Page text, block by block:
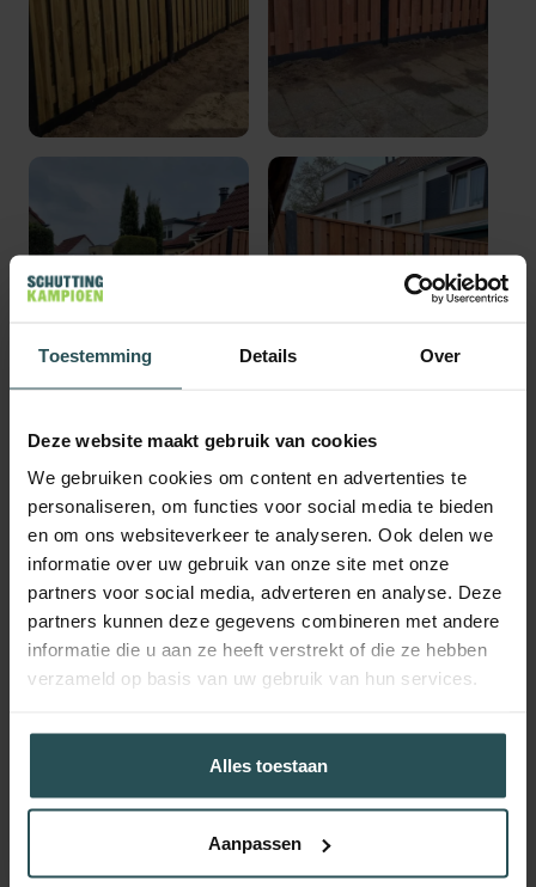
Toestemming Details Over
Deze website maakt gebruik van cookies
We gebruiken cookies om content en advertenties te
personaliseren, om functies voor social media te bieden
en om ons websiteverkeer te analyseren. Ook delen we
informatie over uw gebruik van onze site met onze
partners voor social media, adverteren en analyse. Deze
partners kunnen deze gegevens combineren met andere
informatie die u aan ze heeft verstrekt of die ze hebben
verzameld op basis van uw gebruik van hun services.
Alles toestaan
Aanpassen